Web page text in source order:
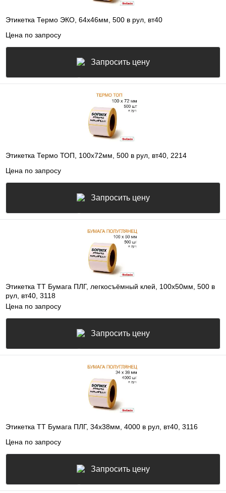
Этикетка Термо ЭКО, 64х46мм, 500 в рул, вт40
Цена по запросу
Запросить цену
Этикетка Термо ТОП, 100х72мм, 500 в рул, вт40, 2214
Цена по запросу
Запросить цену
Этикетка ТТ Бумага ПЛГ, легкосъёмный клей, 100х50мм, 500 в
рул, вт40, 3118
Цена по запросу
Запросить цену
Этикетка ТТ Бумага ПЛГ, 34х38мм, 4000 в рул, вт40, 3116
Цена по запросу
Запросить цену